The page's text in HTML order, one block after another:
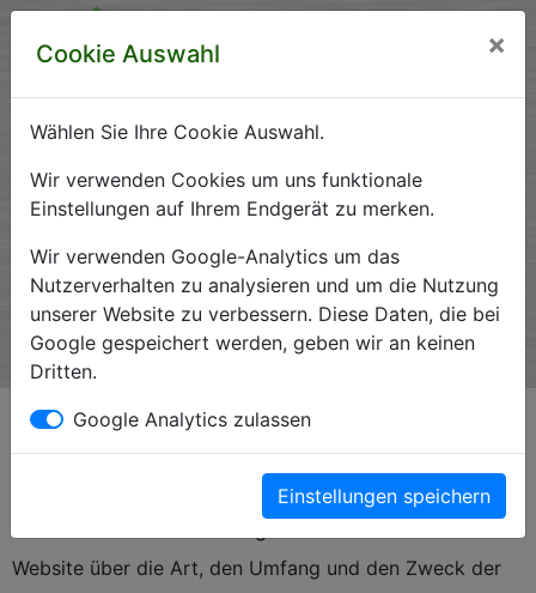
Krankenhausverzeichnis
Sachsen-Anhalt
Ein Service der Krankenhausgesellschaft Sachsen-Anhalt
e.V.
Datenschutzerklärung
Website über die Art, den Umfang und den Zweck der
Cookie Auswahl ×
Wählen Sie Ihre Cookie Auswahl.
Wir verwenden Cookies um uns funktionale
Einstellungen auf Ihrem Endgerät zu merken.
Wir verwenden Google-Analytics um das
Nutzerverhalten zu analysieren und um die Nutzung
unserer Website zu verbessern. Diese Daten, die bei
Google gespeichert werden, geben wir an keinen
Dritten.
Google Analytics zulassen
Einstellungen speichern